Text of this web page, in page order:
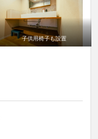
子供用椅子も設置